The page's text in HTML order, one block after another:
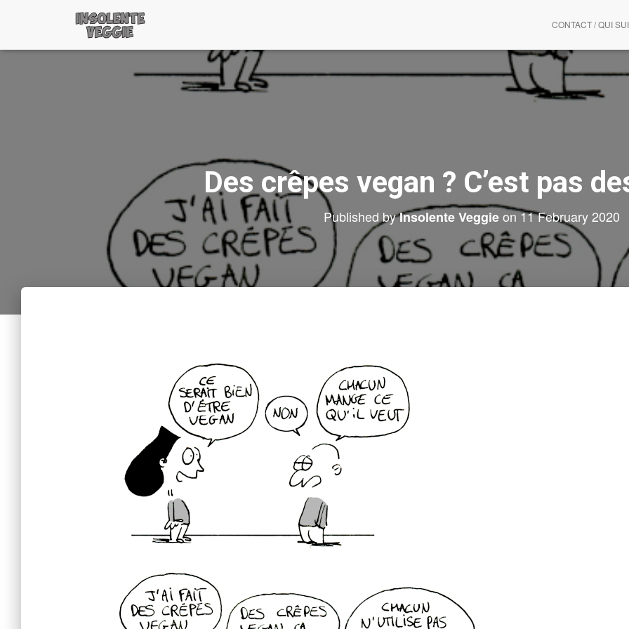
CONTACT / QUI
Des crêpes vegan ? C’est pas
Published byInsolente Veggieon11 February 2020